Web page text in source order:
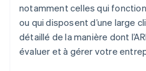
notamment celles qui
ou qui disposent d’une large
détaillé de la manière dont
évaluer et à gérer votre